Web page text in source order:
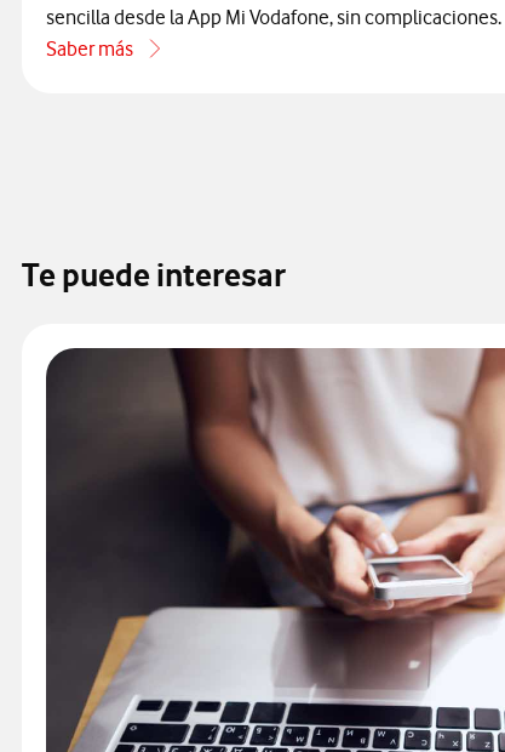
sencilla desde la App Mi Vodafone, sin complicaciones.
Saber más
acerca de Cómo activar y desactivar Pago Fácil
Te puede interesar